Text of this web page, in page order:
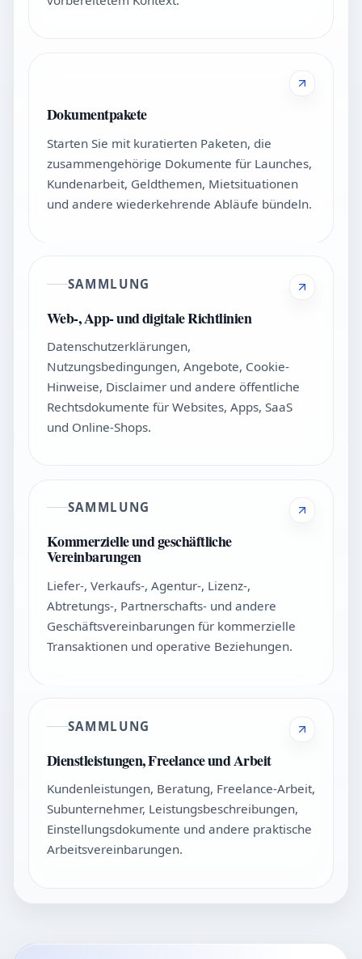
Dokumentpakete
Starten Sie mit kuratierten Paketen, die
zusammengehörige Dokumente für Launches,
Kundenarbeit, Geldthemen, Mietsituationen
und andere wiederkehrende Abläufe bündeln.
SAMMLUNG
Web-, App- und digitale Richtlinien
Datenschutzerklärungen,
Nutzungsbedingungen, Angebote, Cookie-
Hinweise, Disclaimer und andere öffentliche
Rechtsdokumente für Websites, Apps, SaaS
und Online-Shops.
SAMMLUNG
Kommerzielle und geschäftliche
Vereinbarungen
Liefer-, Verkaufs-, Agentur-, Lizenz-,
Abtretungs-, Partnerschafts- und andere
Geschäftsvereinbarungen für kommerzielle
Transaktionen und operative Beziehungen.
SAMMLUNG
Dienstleistungen, Freelance und Arbeit
Kundenleistungen, Beratung, Freelance-Arbeit,
Subunternehmer, Leistungsbeschreibungen,
Einstellungsdokumente und andere praktische
Arbeitsvereinbarungen.